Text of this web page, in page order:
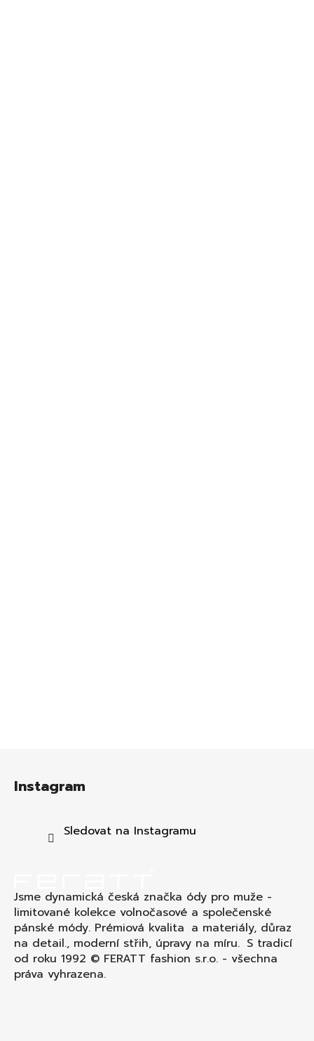
Instagram
Sledovat na Instagramu
Jsme dynamická česká značka ódy pro muže -
limitované kolekce volnočasové a společenské
pánské módy. Prémiová kvalita a materiály, důraz
na detail., moderní střih, úpravy na míru. S tradicí
od roku 1992 © FERATT fashion s.r.o. - všechna
práva vyhrazena.